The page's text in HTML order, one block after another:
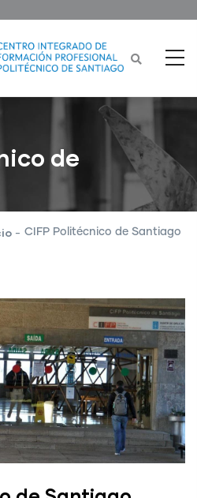
de
- CIFP Politécnico de Santiago